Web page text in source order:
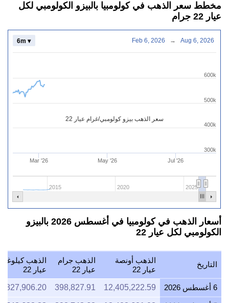
مخطط سعر الذهب في كولومبيا بالبيزو الكولومبي لكل
عيار 22 جرام
سعر الذهب بيزو كولومبي/غرام عيار 22
Mar '26 May '26 Jul '26
2015 2020 2025
400k
500k
600k
300k
6m ▾ Feb 6, 2026 → Aug 6, 2026
أسعار الذهب في كولومبيا في أغسطس 2026 بالبيزو
الكولومبي لكل عيار 22
التاريخ
الذهب أونصة
عيار 22
الذهب جرام
عيار 22
الذهب
عيار 22
6 أغسطس 2026 12,405,222.59
398,827.91